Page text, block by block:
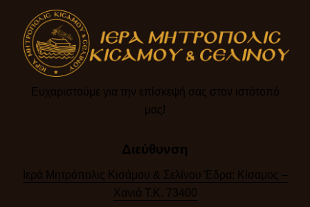
Ευχαριστούμε για την επίσκεψή σας στον ιστότοπό
μας!​
Διεύθυνση
Ιερά Μητρόπολις Κισάμου & Σελίνου Έδρα: Κίσαμος –
Χανιά Τ.Κ. 73400